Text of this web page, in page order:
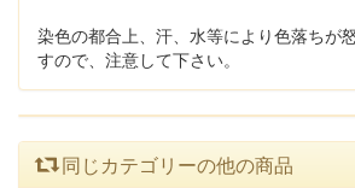
染色の都合上、汗、水等により色落ちが
すので、注意して下さい。
同じカテゴリーの他の商品